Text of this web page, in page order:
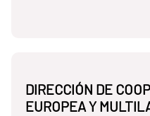
DIRECCIÓN DE
EUROPEA Y